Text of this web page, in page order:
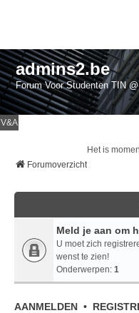
admins2.be
Forum Voor Studenten TIN
V&A
Het is
Forumoverzicht
Meld je aan om
U moet zich
wenst te zien!
Onderwerpen: 1
AANMELDEN •